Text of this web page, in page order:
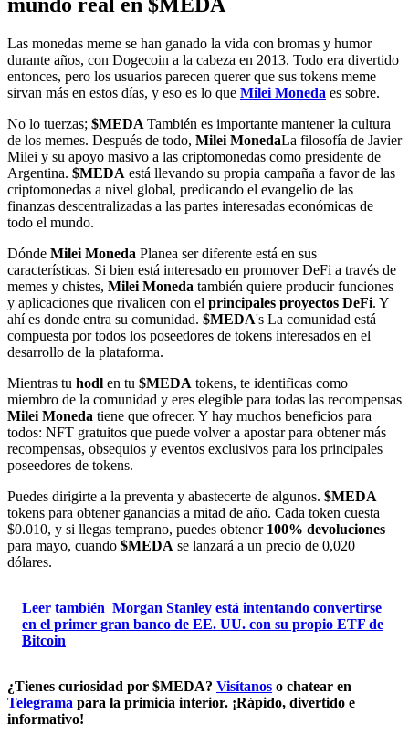
Las monedas meme se han ganado la vida con bromas y humor
durante años, con Dogecoin a la cabeza en 2013. Todo era divertido
entonces, pero los usuarios parecen querer que sus tokens meme
sirvan más en estos días, y eso es lo que Milei Moneda es sobre.
No lo tuerzas; $MEDA También es importante mantener la cultura
de los memes. Después de todo, Milei MonedaLa filosofía de Javier
Milei y su apoyo masivo a las criptomonedas como presidente de
Argentina. $MEDA está llevando su propia campaña a favor de las
criptomonedas a nivel global, predicando el evangelio de las
finanzas descentralizadas a las partes interesadas económicas de
todo el mundo.
Dónde Milei Moneda Planea ser diferente está en sus
características. Si bien está interesado en promover DeFi a través de
memes y chistes, Milei Moneda también quiere producir funciones
y aplicaciones que rivalicen con el principales proyectos DeFi. Y
ahí es donde entra su comunidad. $MEDA's La comunidad está
compuesta por todos los poseedores de tokens interesados ​​en el
desarrollo de la plataforma.
Mientras tu hodl en tu $MEDA tokens, te identificas como
miembro de la comunidad y eres elegible para todas las recompensas
Milei Moneda tiene que ofrecer. Y hay muchos beneficios para
todos: NFT gratuitos que puede volver a apostar para obtener más
recompensas, obsequios y eventos exclusivos para los principales
poseedores de tokens.
Puedes dirigirte a la preventa y abastecerte de algunos. $MEDA
tokens para obtener ganancias a mitad de año. Cada token cuesta
$0.010, y si llegas temprano, puedes obtener 100% devoluciones
para mayo, cuando $MEDA se lanzará a un precio de 0,020
dólares.
Leer también Morgan Stanley está intentando convertirse
en el primer gran banco de EE. UU. con su propio ETF de
Bitcoin
¿Tienes curiosidad por $MEDA? Visítanos o chatear en
Telegrama para la primicia interior. ¡Rápido, divertido e
informativo!